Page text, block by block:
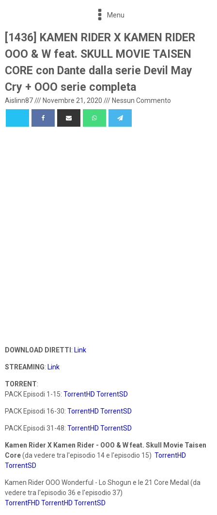
Menu
[1436] KAMEN RIDER X KAMEN RIDER
OOO & W feat. SKULL MOVIE TAISEN
CORE con Dante dalla serie Devil May
Cry + OOO serie completa
Aislinn87/// Novembre 21, 2020 /// Nessun Commento
DOWNLOAD DIRETTI : Link
STREAMING: Link
TORRENT:
PACK Episodi 1-15: TorrentHD TorrentSD
PACK Episodi 16-30: TorrentHD TorrentSD
PACK Episodi 31-48: TorrentHD TorrentSD
Kamen Rider X Kamen Rider - OOO & W feat. Skull
Movie Taisen
Core(da vedere tra l'episodio 14 e l'episodio 15) TorrentHD
TorrentSD
Kamen Rider OOO Wonderful - Lo Shogun e le 21 Core Medal (da
vedere tra l'episodio 36 e l'episodio 37)
TorrentFHD TorrentHD TorrentSD